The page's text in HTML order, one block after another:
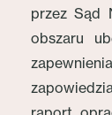
przez Sąd
obszaru